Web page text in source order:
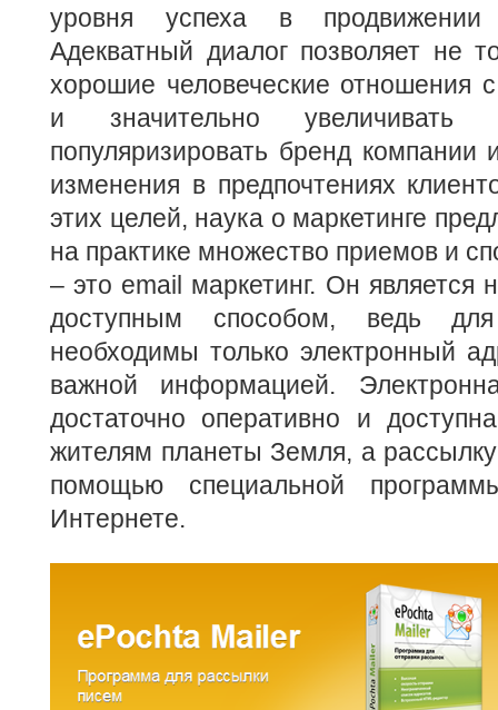
уровня успеха в продвижении
Адекватный диалог позволяет не
хорошие человеческие отношения
и значительно увеличивать
популяризировать бренд компании
изменения в предпочтениях
этих целей, наука о маркетинге
на практике множество приемов и
– это email маркетинг. Он является
доступным способом, ведь
необходимы только электронный
важной информацией.
достаточно оперативно и
жителям планеты Земля, а
помощью специальной
Интернете.